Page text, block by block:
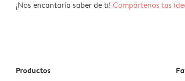
¡Nos encantaría saber de ti! Compártenos tus
Productos